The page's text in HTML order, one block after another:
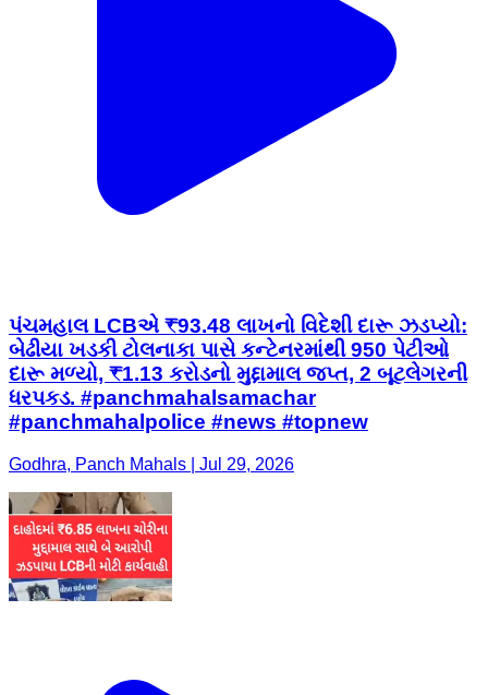
પંચમહાલ LCBએ ₹93.48 લાખનો વિદેશી દારૂ ઝડપ્યો:
બેઢીયા ખડકી ટોલનાકા પાસે કન્ટેનરમાંથી 950 પેટીઓ
દારૂ મળ્યો, ₹1.13 કરોડનો મુદ્દામાલ જપ્ત, 2 બૂટલેગરની
ધરપકડ. #panchmahalsamachar
#panchmahalpolice #news #topnew
Godhra, Panch Mahals | Jul 29, 2026